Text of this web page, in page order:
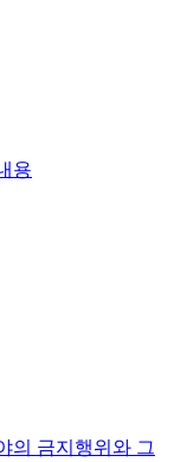
용
의 금지행위와 그